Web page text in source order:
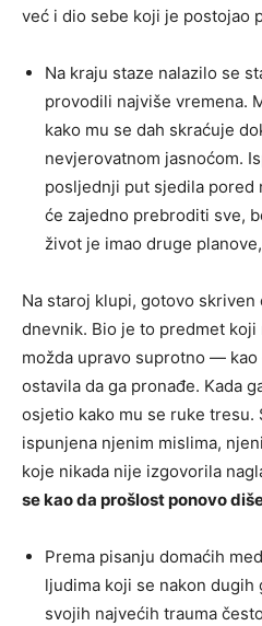
već i dio sebe koji je postojao
Na kraju staze nalazilo se
provodili najviše vremena.
kako mu se dah skraćuje
nevjerovatnom jasnoćom.
posljednji put sjedila pored
će zajedno prebroditi sve,
život je imao druge
Na staroj klupi, gotovo skriven
dnevnik. Bio je to predmet
možda upravo suprotno —
ostavila da ga pronađe. Kada
osjetio kako mu se ruke tresu.
ispunjena njenim mislima,
koje nikada nije izgovorila
se kao da prošlost ponovo
Prema pisanju domaćih
ljudima koji se nakon dugih
svojih najvećih trauma